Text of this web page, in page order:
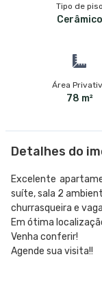
Tipo de piso
Cerâmico
Área
78 m²
Detalhes do
Excelente
suíte, sala 2
churrasqueira e
Em ótima
Venha conferir!
Agende sua visita!!